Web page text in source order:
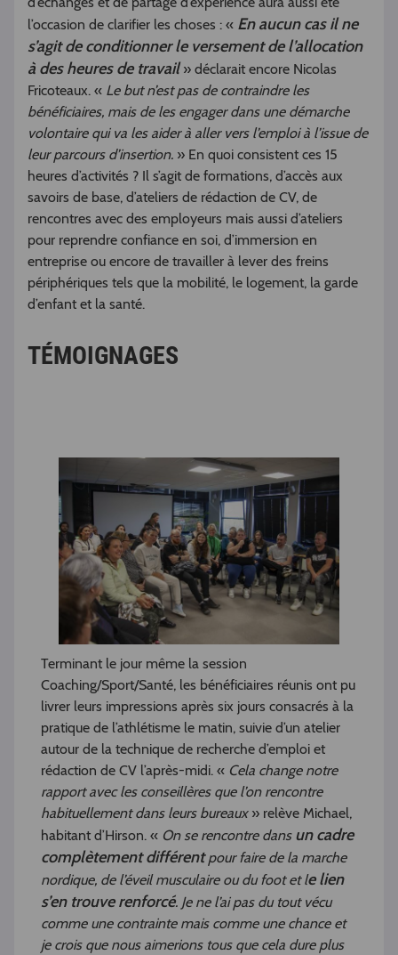
l’occasion de clarifier les choses : « En aucun cas il ne
s’agit de conditionner le versement de l’allocation
à des heures de travail» déclarait encore Nicolas
Fricoteaux. « Le but n’est pas de contraindre les
bénéficiaires, mais de les engager dans une démarche
volontaire qui va les aider à aller vers l’emploi à l’issue de
leur parcours d’insertion. » En quoi consistent ces 15
heures d’activités ? Il s’agit de formations, d’accès aux
savoirs de base, d’ateliers de rédaction de CV, de
rencontres avec des employeurs mais aussi d’ateliers
pour reprendre confiance en soi, d’immersion en
entreprise ou encore de travailler à lever des freins
périphériques tels que la mobilité, le logement, la garde
d’enfant et la santé.
TÉMOIGNAGES
Terminant le jour même la session
Coaching/Sport/Santé, les bénéficiaires réunis ont pu
livrer leurs impressions après six jours consacrés à la
pratique de l’athlétisme le matin, suivie d’un atelier
autour de la technique de recherche d’emploi et
rédaction de CV l’après-midi. « Cela change notre
rapport avec les conseillères que l’on rencontre
habituellement dans leurs bureaux » relève Michael,
habitant d’Hirson. « On se rencontre dans un cadre
complètement différentpour faire de la marche
nordique, de l’éveil musculaire ou du foot et le lien
s’en trouve renforcé. Je ne l’ai pas du tout vécu
comme une contrainte mais comme une chance et
je crois que nous aimerions tous que cela dure plus